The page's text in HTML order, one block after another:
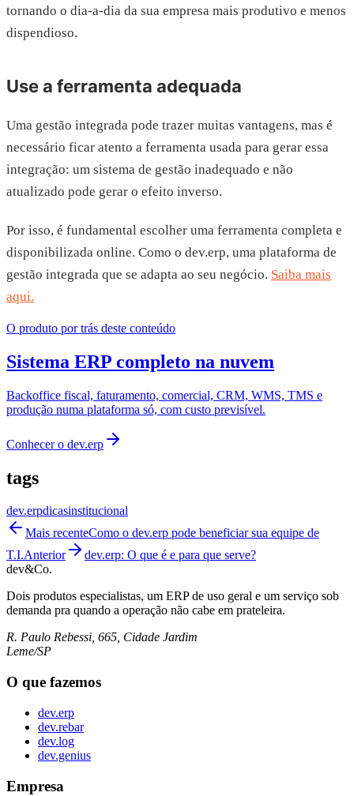
tornando o dia-a-dia da sua empresa mais produtivo e menos
dispendioso.
Use a ferramenta adequada
Uma gestão integrada pode trazer muitas vantagens, mas é
necessário ficar atento a ferramenta usada para gerar essa
integração: um sistema de gestão inadequado e não
atualizado pode gerar o efeito inverso.
Por isso, é fundamental escolher uma ferramenta completa e
disponibilizada online. Como o dev.erp, uma plataforma de
gestão integrada que se adapta ao seu negócio. Saiba mais
aqui.
O produto por trás deste conteúdo
Sistema ERP completo na nuvem
Backoffice fiscal, faturamento, comercial, CRM, WMS, TMS e
produção numa plataforma só, com custo previsível.
Conhecer o dev.erp
tags
dev.erpdicasinstitucional
Mais recenteComo o dev.erp pode beneficiar sua equipe de
T.I.Anterior
dev.erp: O que é e para que serve?
dev&Co.
Dois produtos especialistas, um ERP de uso geral e um serviço sob
demanda pra quando a operação não cabe em prateleira.
R. Paulo Rebessi, 665, Cidade Jardim
Leme/SP
O que fazemos
dev.erp
dev.rebar
dev.log
dev.genius
Empresa